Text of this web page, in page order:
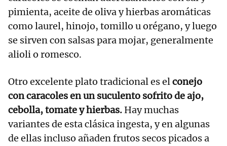
pimienta, aceite de oliva y hierbas aromáticas
como laurel, hinojo, tomillo u orégano, y luego
se sirven con salsas para mojar, generalmente
alioli o romesco.
Otro excelente plato tradicional es elconejo
con caracoles en un suculento sofrito de ajo,
cebolla, tomate y hierbas. Hay muchas
variantes de esta clásica ingesta, y en algunas
de ellas incluso añaden frutos secos picados a